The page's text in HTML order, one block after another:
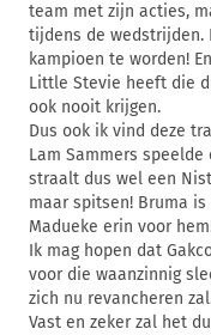
team met zijn acties,
tijdens de wedstrijden.
kampioen te worden!
Little Stevie heeft die
ook nooit krijgen.
Dus ook ik vind deze
Lam Sammers
straalt dus wel een
maar spitsen! Bruma
Madueke erin voor
Ik mag hopen dat
voor die waanzinnig
zich nu revancheren
Vast en zeker zal het